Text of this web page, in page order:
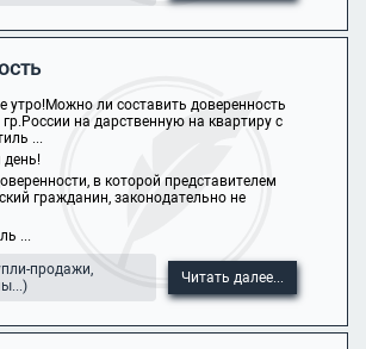
утро!Можно ли составить доверенность
на дарственную на квартиру с
...
в которой представителем
гражданин, законодательно не
...
продажи,
Читать далее...